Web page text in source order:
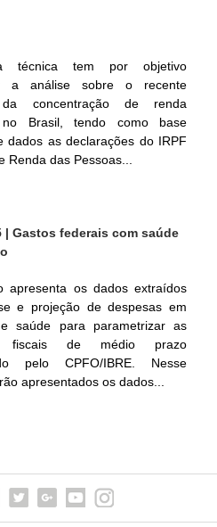
técnica tem por objetivo
a análise sobre o recente
concentração de renda
no Brasil, tendo como base
dados as declarações do IRPF
Renda das Pessoas...
| Gastos federais com saúde
apresenta os dados extraídos
e projeção de despesas em
saúde para parametrizar as
fiscais de médio prazo
pelo CPFO/IBRE. Nesse
apresentados os dados...